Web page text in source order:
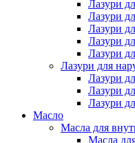
Лазури
Лазури
Лазури
Лазури
Лазури
Лазури для
Лазури
Лазури
Лазури
Масло
Масла для
Масла